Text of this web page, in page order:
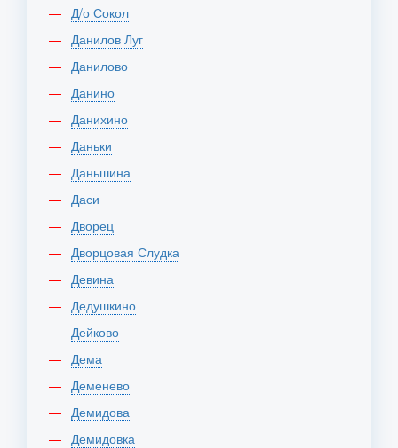
Д/о Сокол
Данилов Луг
Данилово
Данино
Данихино
Даньки
Даньшина
Даси
Дворец
Дворцовая Слудка
Девина
Дедушкино
Дейково
Дема
Деменево
Демидова
Демидовка